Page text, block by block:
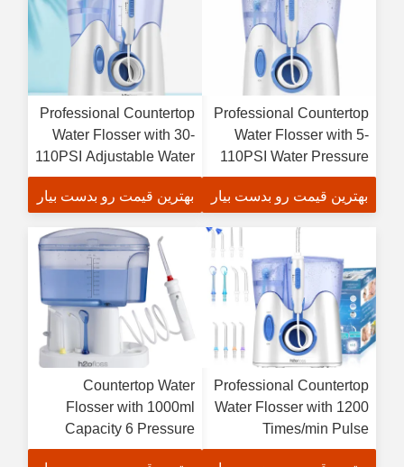
Professional Countertop
Water Flosser with 5-
110PSI Water Pressure
1 Year Warranty and
45W Power for Effective
بهترین قیمت رو بدست بیار
Professional Countertop
Water Flosser with 30-
110PSI Adjustable Water
Pressure 45W Power
Supply and 1 Year
بهترین قیمت رو بدست بیار
Professional Countertop
Water Flosser with 1200
Times/min Pulse
Frequency AC-220V-
Countertop Water
Flosser with 1000ml
Capacity 6 Pressure
Settings and IPX7